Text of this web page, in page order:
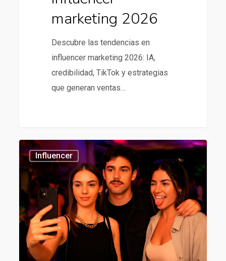
marketing 2026
Descubre las tendencias en
influencer marketing 2026: IA,
credibilidad, TikTok y estrategias
que generan ventas…
Mejores
agencias
de
influencer
en
chile
Influencer 434